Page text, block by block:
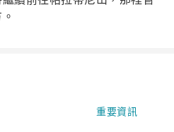
重要資訊